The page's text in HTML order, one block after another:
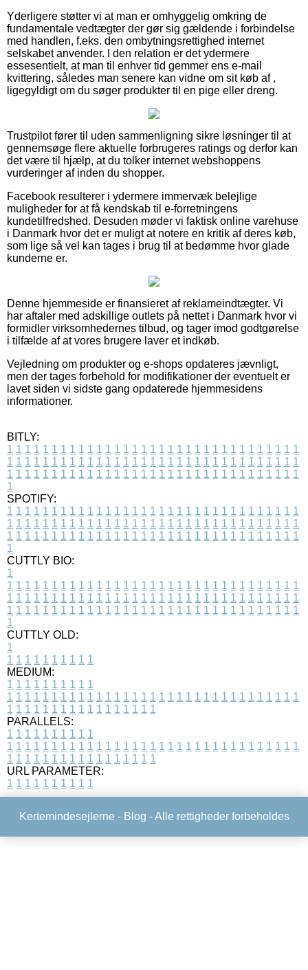
Yderligere støtter vi at man er omhyggelig omkring de
fundamentale vedtægter der gør sig gældende i forbindelse
med handlen, f.eks. den ombytningsrettighed internet
selskabet anvender. I den relation er det ydermere
essesentielt, at man til enhver tid gemmer ens e-mail
kvittering, således man senere kan vidne om sit køb af ,
ligegyldigt om du søger produkter til en pige eller dreng.
Trustpilot fører til uden sammenligning sikre løsninger til at
gennemsøge flere aktuelle forbrugeres ratings og derfor kan
det være til hjælp, at du tolker internet webshoppens
vurderinger af inden du shopper.
Facebook resulterer i ydermere immervæk belejlige
muligheder for at få kendskab til e-forretningens
kundetilfredshed. Desuden møder vi faktisk online varehuse
i Danmark hvor det er muligt at notere en kritik af deres køb,
som lige så vel kan tages i brug til at bedømme hvor glade
kunderne er.
Denne hjemmeside er finansieret af reklameindtægter. Vi
har aftaler med adskillige outlets på nettet i Danmark hvor vi
formidler virksomhedernes tilbud, og tager imod godtgørelse
i tilfælde af at vores brugere laver et indkøb.
Vejledning om produkter og e-shops opdateres jævnligt,
men der tages forbehold for modifikationer der eventuelt er
lavet siden vi sidste gang opdaterede hjemmesidens
informationer.
BITLY:
1 1 1 1 1 1 1 1 1 1 1 1 1 1 1 1 1 1 1 1 1 1 1 1 1 1 1 1 1 1 1 1 1
1 1 1 1 1 1 1 1 1 1 1 1 1 1 1 1 1 1 1 1 1 1 1 1 1 1 1 1 1 1 1 1 1
1 1 1 1 1 1 1 1 1 1 1 1 1 1 1 1 1 1 1 1 1 1 1 1 1 1 1 1 1 1 1 1 1
1
SPOTIFY:
1 1 1 1 1 1 1 1 1 1 1 1 1 1 1 1 1 1 1 1 1 1 1 1 1 1 1 1 1 1 1 1 1
1 1 1 1 1 1 1 1 1 1 1 1 1 1 1 1 1 1 1 1 1 1 1 1 1 1 1 1 1 1 1 1 1
1 1 1 1 1 1 1 1 1 1 1 1 1 1 1 1 1 1 1 1 1 1 1 1 1 1 1 1 1 1 1 1 1
1
CUTTLY BIO:
1
1 1 1 1 1 1 1 1 1 1 1 1 1 1 1 1 1 1 1 1 1 1 1 1 1 1 1 1 1 1 1 1 1
1 1 1 1 1 1 1 1 1 1 1 1 1 1 1 1 1 1 1 1 1 1 1 1 1 1 1 1 1 1 1 1 1
1 1 1 1 1 1 1 1 1 1 1 1 1 1 1 1 1 1 1 1 1 1 1 1 1 1 1 1 1 1 1 1 1
1
CUTTLY OLD:
1
1 1 1 1 1 1 1 1 1 1
MEDIUM:
1 1 1 1 1 1 1 1 1 1
1 1 1 1 1 1 1 1 1 1 1 1 1 1 1 1 1 1 1 1 1 1 1 1 1 1 1 1 1 1 1 1 1
1 1 1 1 1 1 1 1 1 1 1 1 1 1 1 1 1
PARALLELS:
1 1 1 1 1 1 1 1 1 1
1 1 1 1 1 1 1 1 1 1 1 1 1 1 1 1 1 1 1 1 1 1 1 1 1 1 1 1 1 1 1 1 1
1 1 1 1 1 1 1 1 1 1 1 1 1 1 1 1 1
URL PARAMETER:
1 1 1 1 1 1 1 1 1 1
Kertemindesejlerne - Blog - Alle rettigheder forbeholdes